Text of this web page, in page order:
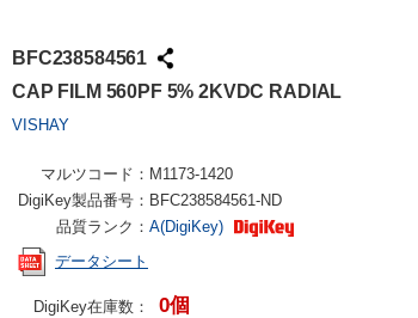
BFC238584561
CAP FILM 560PF 5% 2KVDC RADIAL
VISHAY
マルツコード： M1173-1420
DigiKey製品番号： BFC238584561-ND
品質ランク： A(DigiKey)
データシート
DigiKey在庫数： 0個